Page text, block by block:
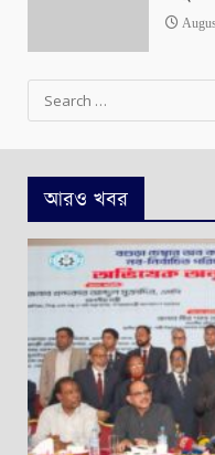
Search
for:
আরও খবর